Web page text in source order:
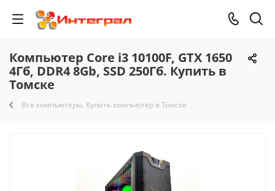
Компьютер Core i3 10100F, GTX 1650
4Гб, DDR4 8Gb, SSD 250Гб. Купить в
Томске
Все компьютеры. Купить компьютер в Томске